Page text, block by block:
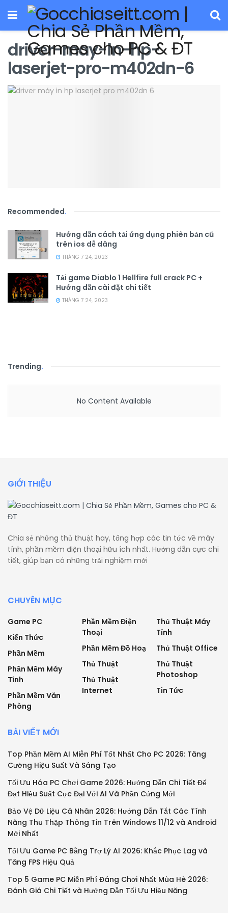
driver-may-in-hp-
laserjet-pro-m402dn-6
Recommended.
Hướng dẫn cách tải ứng dụng phiên bản cũ
trên ios dễ dàng
THÁNG 7 24, 2023
Tải game Diablo 1 Hellfire full crack PC +
Hướng dẫn cài đặt chi tiết
THÁNG 7 24, 2023
Trending.
No Content Available
GIỚI THIỆU
Chia sẻ những thủ thuật hay, tổng hợp các tin tức về máy
tính, phần mềm điện thoại hữu ích nhất. Hướng dẫn cực chi
tiết, giúp bạn có những trải nghiệm mới
CHUYÊN MỤC
Game PC
Kiến Thức
Phần Mềm
Phần Mềm Máy
Tính
Phần Mềm Văn
Phòng
Phần Mềm Điện
Thoại
Phần Mềm Đồ Hoạ
Thủ Thuật
Thủ Thuật
Internet
Thủ Thuật Máy
Tính
Thủ Thuật Office
Thủ Thuật
Photoshop
Tin Tức
BÀI VIẾT MỚI
Top Phần Mềm AI Miễn Phí Tốt Nhất Cho PC 2026: Tăng
Cường Hiệu Suất Và Sáng Tạo
Tối Ưu Hóa PC Chơi Game 2026: Hướng Dẫn Chi Tiết Để
Đạt Hiệu Suất Cực Đại Với AI Và Phần Cứng Mới
Bảo Vệ Dữ Liệu Cá Nhân 2026: Hướng Dẫn Tắt Các Tính
Năng Thu Thập Thông Tin Trên Windows 11/12 và Android
Mới Nhất
Tối Ưu Game PC Bằng Trợ Lý AI 2026: Khắc Phục Lag và
Tăng FPS Hiệu Quả
Top 5 Game PC Miễn Phí Đáng Chơi Nhất Mùa Hè 2026:
Đánh Giá Chi Tiết và Hướng Dẫn Tối Ưu Hiệu Năng